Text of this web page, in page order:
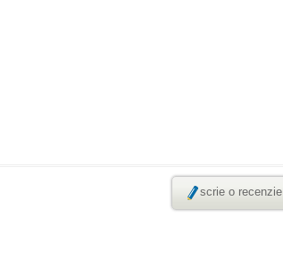
scrie o recenzie